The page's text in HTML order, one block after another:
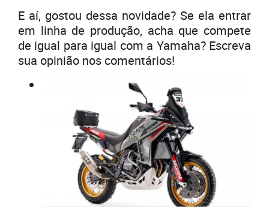
E aí, gostou dessa novidade? Se ela entrar
em linha de produção, acha que compete
de igual para igual com a Yamaha? Escreva
sua opinião nos comentários!